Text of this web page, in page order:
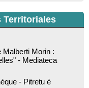
Territoriales
- Mediateca